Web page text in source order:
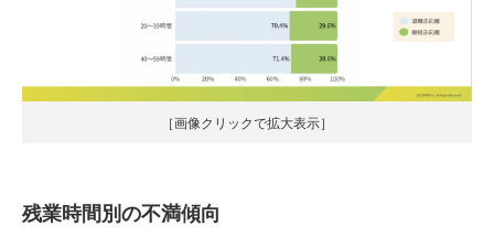
［画像クリックで拡大表示］
残業時間別の不満傾向